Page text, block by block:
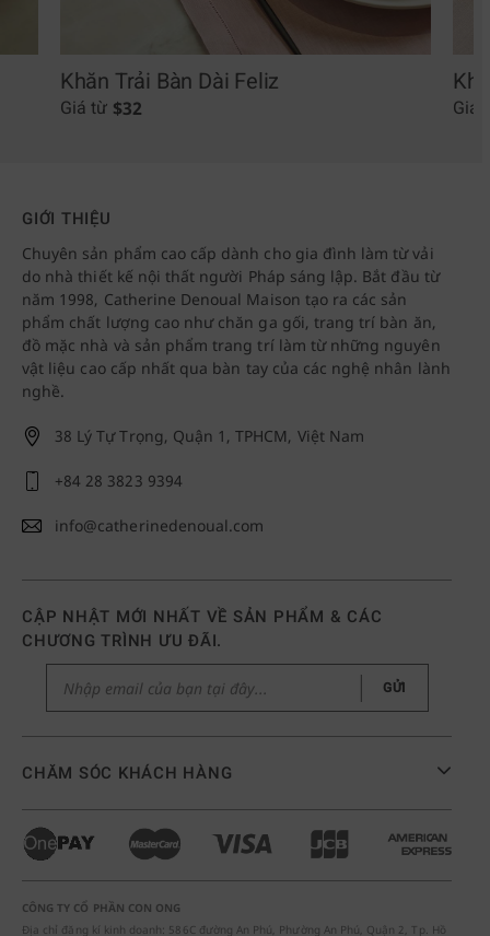
Khăn Trải Bàn Dài Feliz
Giá từ $32 Giá
GIỚI THIỆU
Chuyên sản phẩm cao cấp dành cho gia đình làm từ vải
do nhà thiết kế nội thất người Pháp sáng lập. Bắt đầu từ
năm 1998, Catherine Denoual Maison tạo ra các sản
phẩm chất lượng cao như chăn ga gối, trang trí bàn ăn,
đồ mặc nhà và sản phẩm trang trí làm từ những nguyên
vật liệu cao cấp nhất qua bàn tay của các nghệ nhân lành
nghề.
38 Lý Tự Trọng, Quận 1, TPHCM, Việt Nam
+84 28 3823 9394
info@catherinedenoual.com
CHĂM SÓC KHÁCH HÀNG
CẬP NHẬT MỚI NHẤT VỀ SẢN PHẨM & CÁC
CHƯƠNG TRÌNH ƯU ĐÃI.
GỬI
CÔNG TY CỔ PHẦN CON ONG
Địa chỉ đăng kí kinh doanh: 586C đường An Phú, Phường An Phú, Quận 2, Tp. Hồ